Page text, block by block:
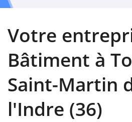
 Adresse email de réception
 Recopier le code ci-contre
Votre
Bâtiment à
Saint-Martin
l'Indre (36)